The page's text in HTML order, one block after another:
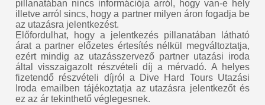
pillanatában nincs információja arról, hogy van-e hely
illetve arról sincs, hogy a partner milyen áron fogadja be
az utazásra jelentkezést.
Előfordulhat, hogy a jelentkezés pillanatában látható
árat a partner előzetes értesítés nélkül megváltoztatja,
ezért mindig az utazásszervező partner utazási iroda
által visszaigazolt részvételi díj a mérvadó. A helyes
fizetendő részvételi díjról a Dive Hard Tours Utazási
Iroda emailben tájékoztatja az utazásra jelentkezőt és
ez az ár tekinthető véglegesnek.